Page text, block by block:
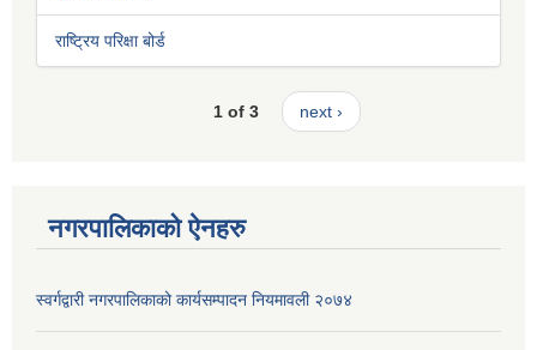
राष्ट्रिय परिक्षा बोर्ड
1 of 3 next ›
नगरपालिकाको ऐनहरु
स्वर्गद्वारी नगरपालिकाको कार्यसम्पादन नियमावली २०७४